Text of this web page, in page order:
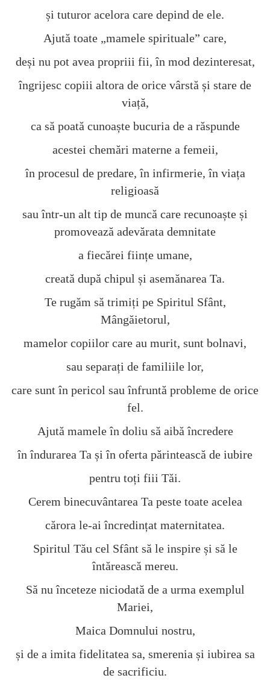
și tuturor acelora care depind de ele.
Ajută toate „mamele spirituale” care,
deși nu pot avea propriii fii, în mod dezinteresat,
îngrijesc copiii altora de orice vârstă și stare de
viață,
ca să poată cunoaște bucuria de a răspunde
acestei chemări materne a femeii,
în procesul de predare, în infirmerie, în viața
religioasă
sau într-un alt tip de muncă care recunoaște și
promovează adevărata demnitate
a fiecărei ființe umane,
creată după chipul și asemănarea Ta.
Te rugăm să trimiți pe Spiritul Sfânt,
Mângăietorul,
mamelor copiilor care au murit, sunt bolnavi,
sau separați de familiile lor,
care sunt în pericol sau înfruntă probleme de orice
fel.
Ajută mamele în doliu să aibă încredere
în îndurarea Ta și în oferta părintească de iubire
pentru toți fiii Tăi.
Cerem binecuvântarea Ta peste toate acelea
cărora le-ai încredințat maternitatea.
Spiritul Tău cel Sfânt să le inspire și să le
întărească mereu.
Să nu înceteze niciodată de a urma exemplul
Mariei,
Maica Domnului nostru,
și de a imita fidelitatea sa, smerenia și iubirea sa
de sacrificiu.